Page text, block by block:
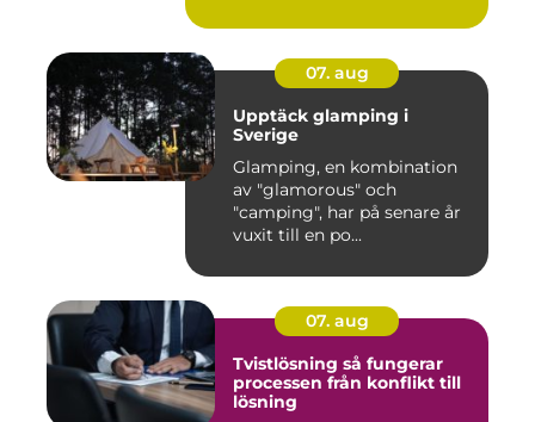
07. aug
Upptäck glamping i
Sverige
Glamping, en kombination
av "glamorous" och
"camping", har på senare år
vuxit till en po...
07. aug
Tvistlösning så fungerar
processen från konflikt till
lösning